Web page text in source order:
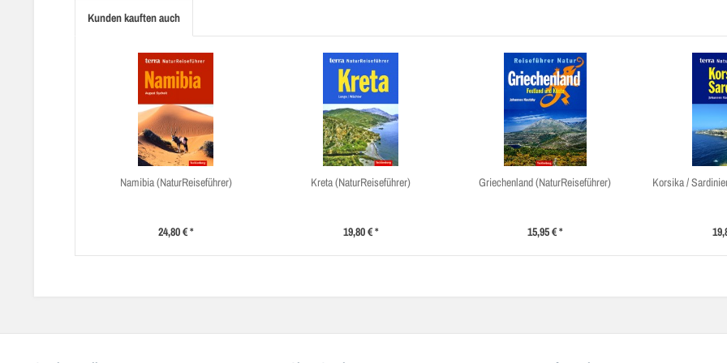
Kunden kauften auch
Namibia (NaturReiseführer)
24,80 € *
Kreta (NaturReiseführer)
19,80 € *
Griechenland (NaturReiseführer)
15,95 € *
Korsika /